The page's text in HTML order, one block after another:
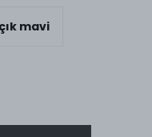
mavi